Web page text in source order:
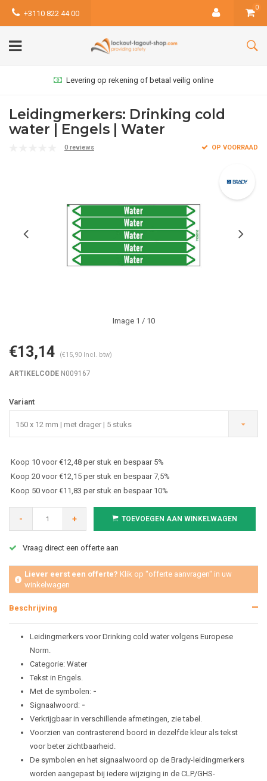
+3110 822 44 00
0
Levering op rekening of betaal veilig online
Leidingmerkers: Drinking cold
water | Engels | Water
0 reviews OP VOORRAAD
Image 1 / 10
€13,14 (€15,90 Incl. btw)
ARTIKELCODE N009167
Variant
150 x 12 mm | met drager | 5 stuks
Koop 10 voor €12,48 per stuk en bespaar 5%
Koop 20 voor €12,15 per stuk en bespaar 7,5%
Koop 50 voor €11,83 per stuk en bespaar 10%
- + TOEVOEGEN AAN WINKELWAGEN
Vraag direct een offerte aan
Liever eerst een offerte? Klik op "offerte aanvragen" in uw
winkelwagen
Beschrijving
Leidingmerkers voor Drinking cold water volgens Europese
Norm.
Categorie: Water
Tekst in Engels.
Met de symbolen: -
Signaalwoord: -
Verkrijgbaar in verschillende afmetingen, zie tabel.
Voorzien van contrasterend boord in dezelfde kleur als tekst
voor beter zichtbaarheid.
De symbolen en het signaalwoord op de Brady-leidingmerkers
worden aangepast bij iedere wijziging in de CLP/GHS-